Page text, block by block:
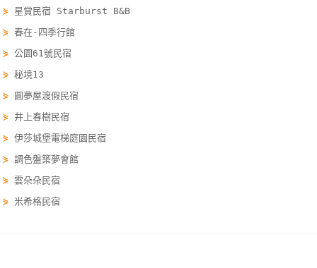
會
員
戶
服
聯
絡
⋟ 星賞民宿 Starburst B&B
⋟春在-四季行館
⋟公園61號民宿
⋟秘境13
⋟
圓夢屋渡假民宿
⋟井上春樹民宿
⋟伊莎城堡電梯庭園民宿
⋟調色盤築夢會館
⋟雲朵朵民宿
⋟米希格民宿